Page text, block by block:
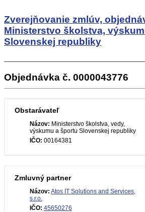
Zverejňovanie zmlúv,
Ministerstvo školstva,
Slovenskej republiky
Objednávka č. 0000043776
Obstarávateľ
Názov: Ministerstvo školstva, vedy,
výskumu a športu Slovenskej republiky
IČO: 00164381
Zmluvný partner
Názov: Atos IT Solutions and Services,
s.r.o.
IČO: 45650276